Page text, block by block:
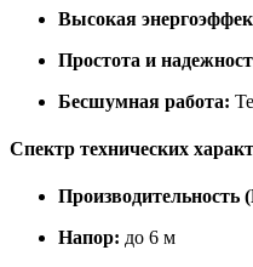
Высокая
Простота и
Бесшумная работа:
Спектр технических
Производительность
Напор: до 6 м